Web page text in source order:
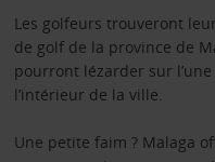
Les golfeurs trouveront
de golf de la province de
pourront lézarder sur
l’intérieur de la ville.
Une petite faim ? Malaga